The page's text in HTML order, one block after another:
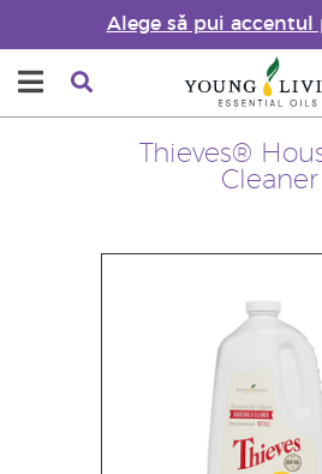
Alege să pui accentul
Thieves®
Cleaner